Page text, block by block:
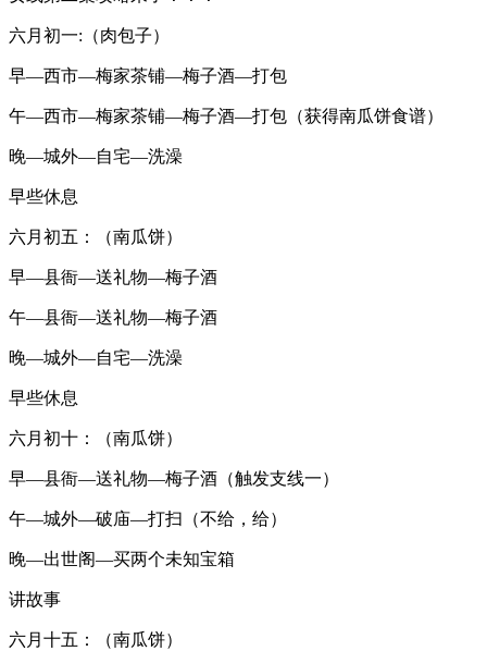
六月初一:（肉包子）
早—西市—梅家茶铺—梅子酒—打包
午—西市—梅家茶铺—梅子酒—打包（获得南瓜饼食谱）
晚—城外—自宅—洗澡
早些休息
六月初五：（南瓜饼）
早—县衙—送礼物—梅子酒
午—县衙—送礼物—梅子酒
晚—城外—自宅—洗澡
早些休息
六月初十：（南瓜饼）
早—县衙—送礼物—梅子酒（触发支线一）
午—城外—破庙—打扫（不给，给）
晚—出世阁—买两个未知宝箱
讲故事
六月十五：（南瓜饼）